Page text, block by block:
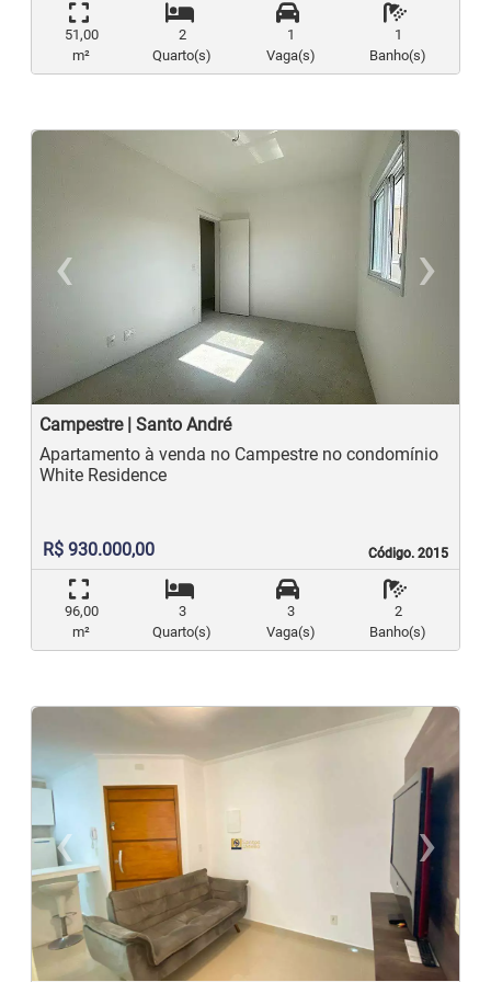
51,00
m²
2
Quarto(s)
1
Vaga(s)
1
Banho(s)
‹
Previous
›
Campestre | Santo André
Código. 2015
Código. 2015
Apartamento à venda no Campestre no condomínio
White Residence
R$ 930.000,00
96,00
m²
3
Quarto(s)
3
Vaga(s)
2
Banho(s)
‹
Previous
›